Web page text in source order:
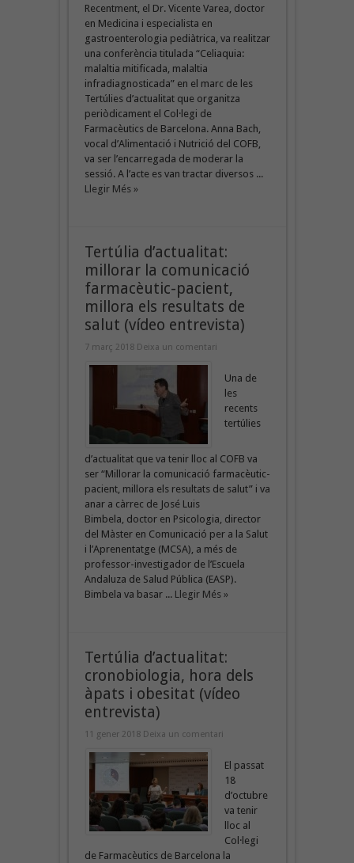
Recentment, el Dr. Vicente Varea, doctor
en Medicina i especialista en
gastroenterologia pediàtrica, va realitzar
una conferència titulada “Celiaquia:
malaltia mitificada, malaltia
infradiagnosticada” en el marc de les
Tertúlies d’actualitat que organitza
periòdicament el Col·legi de
Farmacèutics de Barcelona. Anna Bach,
vocal d’Alimentació i Nutrició del COFB,
va ser l’encarregada de moderar la
sessió. A l’acte es van tractar diversos ...
Llegir Més »
Tertúlia d’actualitat:
millorar la comunicació
farmacèutic-pacient,
millora els resultats de
salut (vídeo entrevista)
7 març 2018 Deixa un comentari
Una de
les
recents
tertúlies
d’actualitat que va tenir lloc al COFB va
ser “Millorar la comunicació farmacèutic-
pacient, millora els resultats de salut” i va
anar a càrrec de José Luis
Bimbela, doctor en Psicologia, director
del Màster en Comunicació per a la Salut
i l’Aprenentatge (MCSA), a més de
professor-investigador de l’Escuela
Andaluza de Salud Pública (EASP).
Bimbela va basar ... Llegir Més »
Tertúlia d’actualitat:
cronobiologia, hora dels
àpats i obesitat (vídeo
entrevista)
11 gener 2018 Deixa un comentari
El passat
18
d’octubre
va tenir
lloc al
Col·legi
de Farmacèutics de Barcelona la